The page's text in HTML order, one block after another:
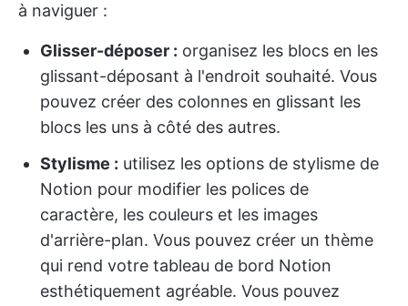
à naviguer :
Glisser-déposer : organisez les blocs en les
glissant-déposant à l'endroit souhaité. Vous
pouvez créer des colonnes en glissant les
blocs les uns à côté des autres.
Stylisme : utilisez les options de stylisme de
Notion pour modifier les polices de
caractère, les couleurs et les images
d'arrière-plan. Vous pouvez créer un thème
qui rend votre tableau de bord Notion
esthétiquement agréable. Vous pouvez